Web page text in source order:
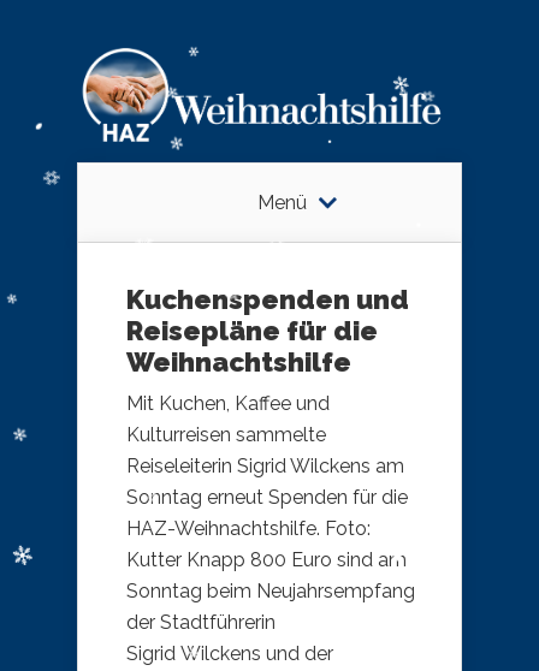
Menü
Kuchenspenden und
Reisepläne für die
Weihnachtshilfe
Mit Kuchen, Kaffee und
Kulturreisen sammelte
Reiseleiterin Sigrid Wilckens am
Sonntag erneut Spenden für die
HAZ-Weihnachtshilfe. Foto:
Kutter Knapp 800 Euro sind am
Sonntag beim Neujahrsempfang
der Stadtführerin
Sigrid Wilckens und der